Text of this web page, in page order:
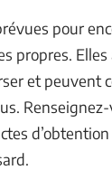
pour
propres.
et peuvent